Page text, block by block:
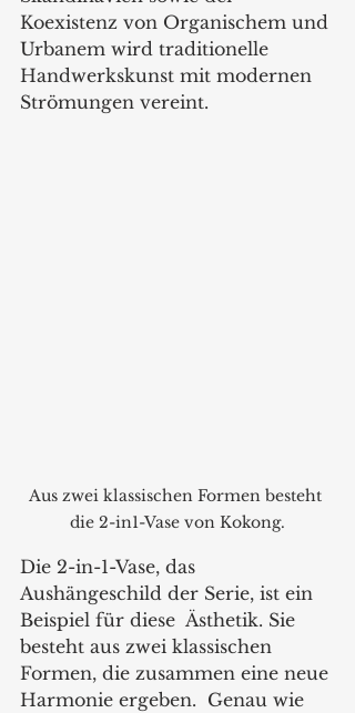
Koexistenz von Organischem und
Urbanem wird traditionelle
Handwerkskunst mit modernen
Strömungen vereint.
Aus zwei klassischen Formen besteht
die 2-in1-Vase von Kokong.
Die 2-in-1-Vase, das
Aushängeschild der Serie, ist ein
Beispiel für diese  Ästhetik. Sie
besteht aus zwei klassischen
Formen, die zusammen eine neue
Harmonie ergeben.  Genau wie